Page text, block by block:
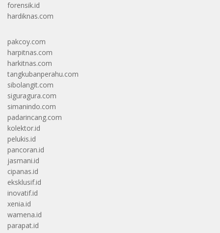
forensik.id
hardiknas.com
pakcoy.com
harpitnas.com
harkitnas.com
tangkubanperahu.com
sibolangit.com
siguragura.com
simanindo.com
padarincang.com
kolektor.id
pelukis.id
pancoran.id
jasmani.id
cipanas.id
eksklusif.id
inovatif.id
xenia.id
wamena.id
parapat.id